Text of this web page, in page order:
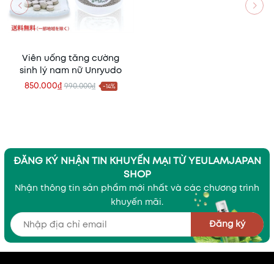
Viên uống tăng cường
sinh lý nam nữ Unryudo
850.000₫ 990.000₫ -14%
ĐĂNG KÝ NHẬN TIN KHUYẾN MẠI TỪ YEULAMJAPAN
SHOP
Nhận thông tin sản phẩm mới nhất và các chương trình
khuyến mãi.
Đăng ký